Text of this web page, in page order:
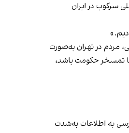
سرکوب در ایران
مردم در تهران به‌صورت
تمسخر حکومت باشد،
به اطلاعات به‌شدت